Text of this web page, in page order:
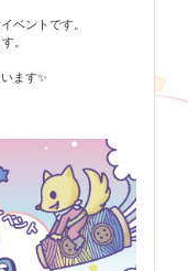
ベントです。
。
ます✨